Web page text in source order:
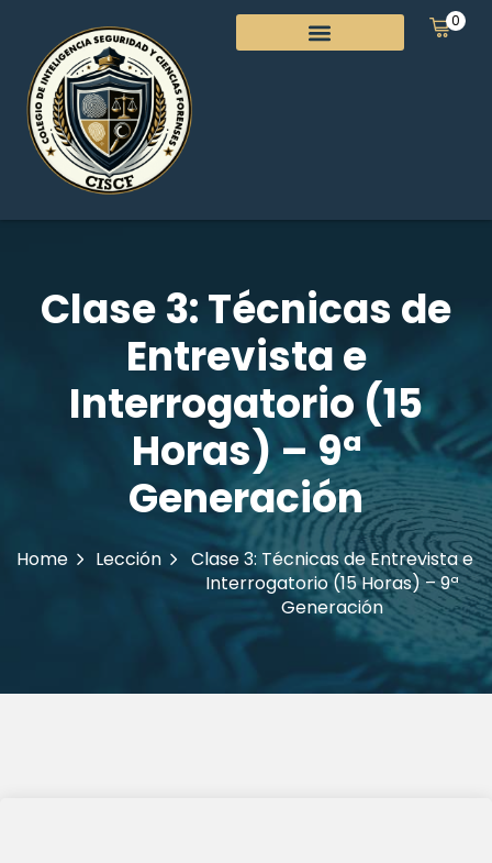
0
Clase 3: Técnicas de
Entrevista e
Interrogatorio (15
Horas) – 9ª
Generación
Home Lección
Clase 3: Técnicas de Entrevista e
Interrogatorio (15 Horas) – 9ª
Generación